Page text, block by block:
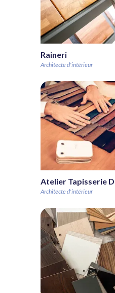
Raineri
Architecte d'intérieur
Atelier Tapisserie
Architecte d'intérieur